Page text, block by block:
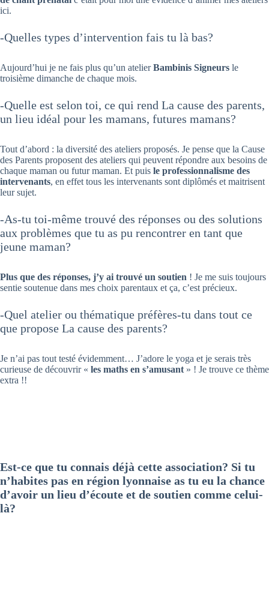
ici.
-Quelles types d’intervention fais tu là bas?
Aujourd’hui je ne fais plus qu’un atelierBambinis Signeurs le
troisième dimanche de chaque mois.
-Quelle est selon toi, ce qui rend La cause des parents,
un lieu idéal pour les mamans, futures mamans?
Tout d’abord : la diversité des ateliers proposés. Je pense que la Cause
des Parents proposent des ateliers qui peuvent répondre aux besoins de
chaque maman ou futur maman. Et puis le professionnalisme des
intervenants, en effet tous les intervenants sont diplômés et maitrisent
leur sujet.
-As-tu toi-même trouvé des réponses ou des solutions
aux problèmes que tu as pu rencontrer en tant que
jeune maman?
Plus que des réponses, j’y ai trouvé un soutien ! Je me suis toujours
sentie soutenue dans mes choix parentaux et ça, c’est précieux.
-Quel atelier ou thématique préfères-tu dans tout ce
que propose La cause des parents?
Je n’ai pas tout testé évidemment… J’adore le yoga et je serais très
curieuse de découvrir « les maths en s’amusant » ! Je trouve ce thème
extra !!
Est-ce que tu connais déjà cette association? Si tu
n’habites pas en région lyonnaise as tu eu la chance
d’avoir un lieu d’écoute et de soutien comme celui-
là?